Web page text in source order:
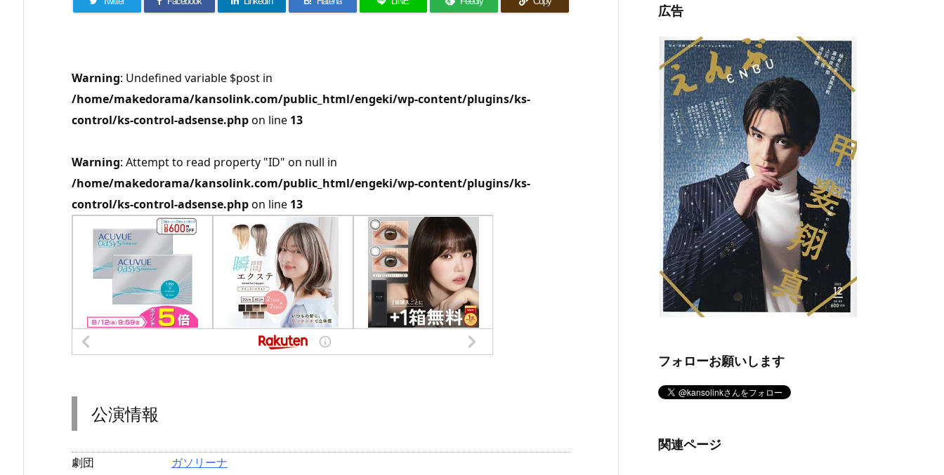
Warning: Undefined variable $post in
/home/makedorama/kansolink.com/public_html/engeki/wp-content/plugins/ks-
control/ks-control-adsense.phpon line 13
Warning: Attempt to read property "ID" on null in
/home/makedorama/kansolink.com/public_html/engeki/wp-content/plugins/ks-
control/ks-control-adsense.phpon line 13
公演情報
劇団
ガソリーナ
広告
フォローお願いします
関連ページ